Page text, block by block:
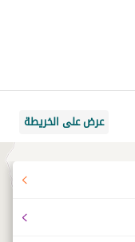
عرض على الخريطة